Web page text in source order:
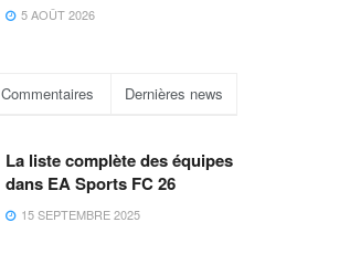
5 AOÛT 2026
Commentaires Dernières news
La liste complète des équipes
dans EA Sports FC 26
15 SEPTEMBRE 2025